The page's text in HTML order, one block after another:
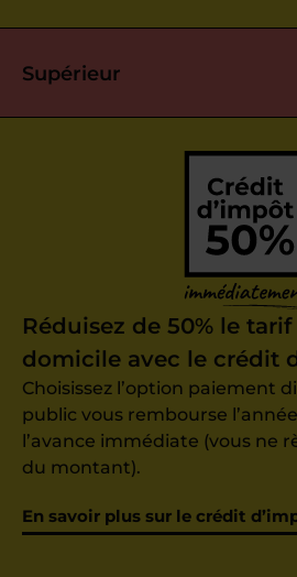
Supérieur
Réduisez de 50% le
domicile avec le crédit
Choisissez l’option paiement
public vous rembourse
l’avance immédiate (vous ne
du montant).
En savoir plus sur le crédit